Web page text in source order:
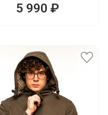
5 990 ₽